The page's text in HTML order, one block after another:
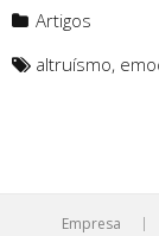
Artigos
altruísmo,
Empresa